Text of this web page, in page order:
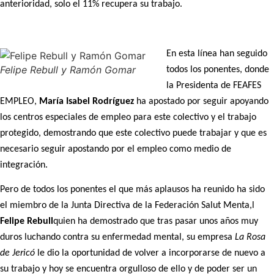
anterioridad, solo el 11% recupera su trabajo.
Felipe Rebull y Ramón Gomar
En esta línea han seguido
todos los ponentes, donde
la Presidenta de FEAFES
EMPLEO, María Isabel Rodríguez ha apostado por seguir apoyando
los centros especiales de empleo para este colectivo y el trabajo
protegido, demostrando que este colectivo puede trabajar y que es
necesario seguir apostando por el empleo como medio de
integración.
Pero de todos los ponentes el que más aplausos ha reunido ha sido
el miembro de la Junta Directiva de la Federación Salut Menta,l
Felipe Rebull quien ha demostrado que tras pasar unos años muy
duros luchando contra su enfermedad mental, su empresa La Rosa
de Jericó le dio la oportunidad de volver a incorporarse de nuevo a
su trabajo y hoy se encuentra orgulloso de ello y de poder ser un